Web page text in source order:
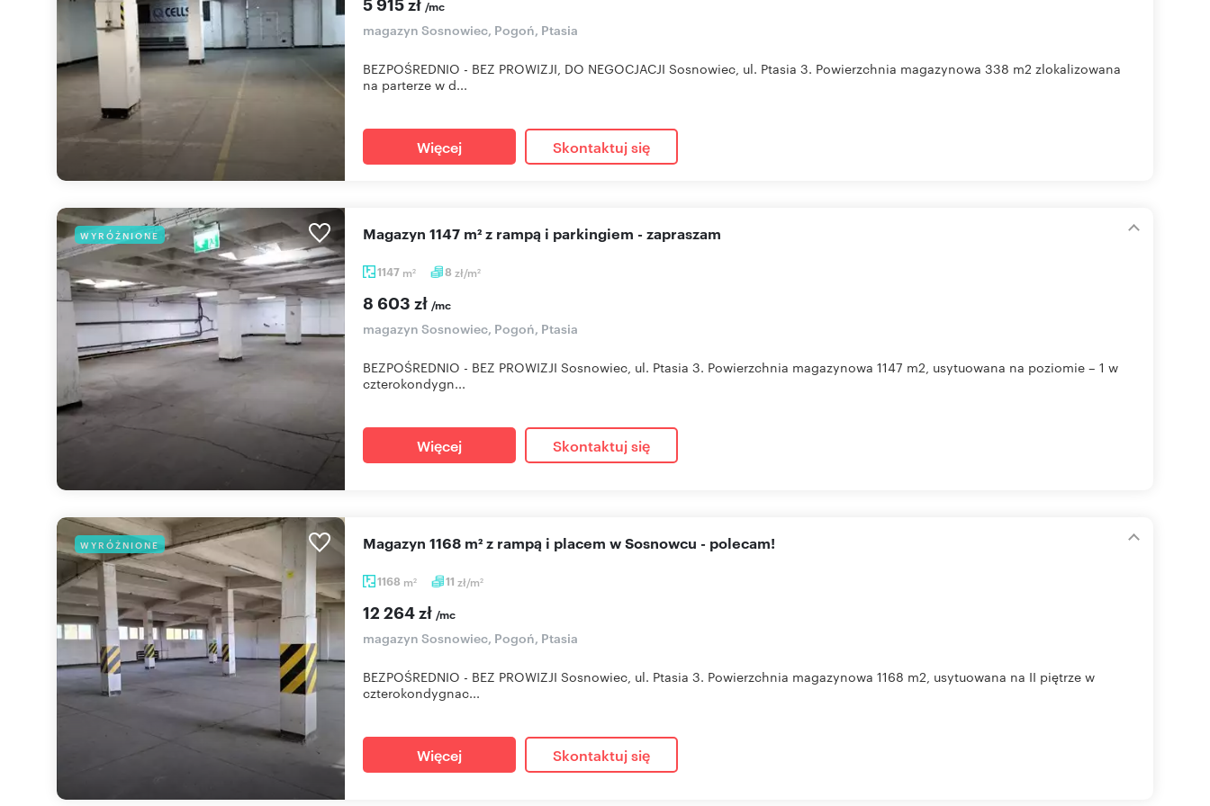
/mc
magazyn Sosnowiec, Pogoń, Ptasia
BEZPOŚREDNIO - BEZ PROWIZJI, DO NEGOCJACJI Sosnowiec, ul. Ptasia 3. Powierzchnia magazynowa 338 m2 zlokalizowana
na parterze w d...
Więcej Skontaktuj się
WYRÓŻNIONE
1147 m2 8 zł/m2
Magazyn 1147 m² z rampą i parkingiem - zapraszam
8 603 zł /mc
magazyn Sosnowiec, Pogoń, Ptasia
BEZPOŚREDNIO - BEZ PROWIZJI Sosnowiec, ul. Ptasia 3. Powierzchnia magazynowa 1147 m2, usytuowana na poziomie – 1 w
czterokondygn...
Więcej Skontaktuj się
WYRÓŻNIONE
1168 m2 11 zł/m2
Magazyn 1168 m² z rampą i placem w Sosnowcu - polecam!
12 264 zł /mc
magazyn Sosnowiec, Pogoń, Ptasia
BEZPOŚREDNIO - BEZ PROWIZJI Sosnowiec, ul. Ptasia 3. Powierzchnia magazynowa 1168 m2, usytuowana na II piętrze w
czterokondygnac...
Więcej Skontaktuj się